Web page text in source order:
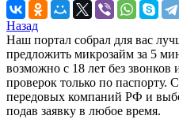
Назад
Наш портал собрал для вас
предложить микрозайм за 5
возможно с 18 лет без
проверок только по паспорту.
передовых компаний РФ и
подав заявку в любое время.